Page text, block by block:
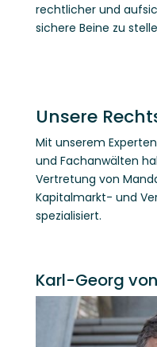
rechtlicher und
sichere Beine zu
Unsere
Mit unserem
und Fachanwälten
Vertretung von
Kapitalmarkt- und
spezialisiert.
Karl-Georg